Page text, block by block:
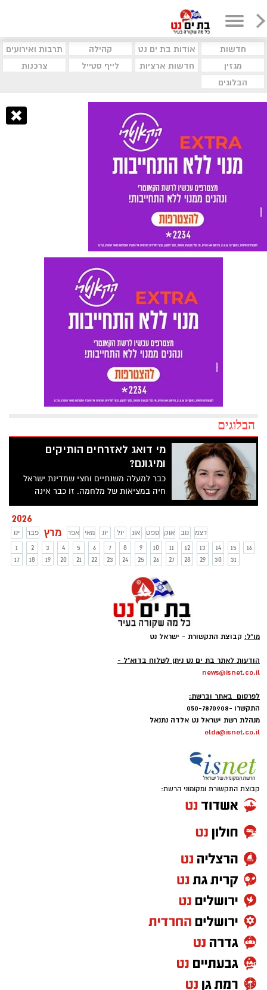
חדשות אודות בת ים נט קהילה
תרבות ואירועים
מגזין
חדשות ארציות לייף סטייל
צרכנות
הבלוגים
הבלוגים
מי דואג לאזרחים הותיקים
ומיגונם?
כבר למעלה משנתיים וחצי שמדינת ישראל
חיה במציאות של מלחמה. זו כבר אינה
"הסלמה", לא "סבב", לא אירוע נקודתי, אלא
פגיעות ישירות בלב ערים. הציבור מתרגל,
המערכות מתרגלות, אך יש אוכלוסייה אחת
שלא יכולה להתרגל - ואין לה אפילו לאן לרוץ
או יכולת לרוץ.
2026
ינו פבר מרץ אפר מאי יונ יול אוג ספט אוק נוב
דצמ
1
2 3 4 5 6 7 8 9 10 11 12 13 14 15
16
17
18 19 20 21 22 23 24 25 26 27 28 29 30 31
מו"ל: קבוצת התקשורת - ישראל נט
הודעות לאתר בת ים נט ניתן לשלוח בדוא"ל -
news@isnet.co.il
לפרסום באתר וברשת:
התקשרו -050-7870908
מנהלת רשת ישראל נט אלדה נתנאל
elda@isnet.co.il
קבוצת התקשורת ומקומוני הרשת: